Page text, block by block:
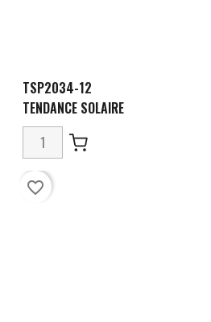
TSP2034-12
TENDANCE SOLAIRE
favorite_border